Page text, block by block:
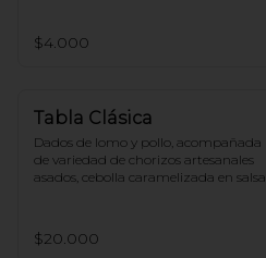
$4.000
Tabla Clásica
Dados de lomo y pollo, acompañada
de variedad de chorizos artesanales
asados, cebolla caramelizada en salsa
fritas caseras.
$20.000